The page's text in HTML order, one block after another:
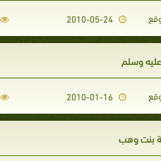
وسلم
بنت وهب